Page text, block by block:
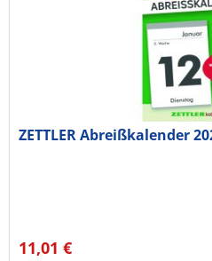
ZETTLER Abreißkalender
11,01 €